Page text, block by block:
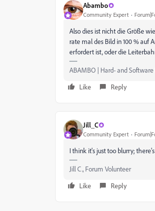
Abambo
Community Expert
Also dies ist nicht die Größe
rate mal des Bild in 100 % auf
erfordert ist, oder die
ABAMBO | Hard- and
Like
Reply
Jill_C
Community Expert
I think it's just too blurry;
Jill C., Forum Volunteer
Like
Reply